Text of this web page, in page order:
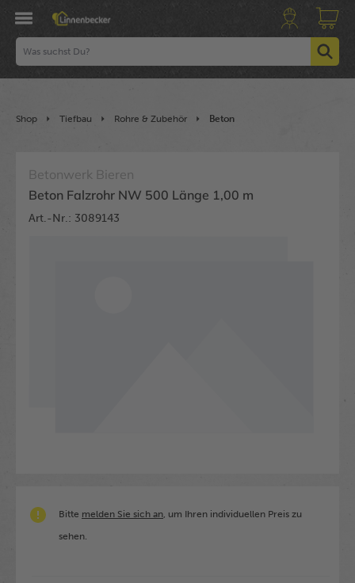
Shop Tiefbau Rohre & Zubehör Beton
Betonwerk Bieren
Beton Falzrohr NW 500 Länge 1,00 m
Art.-Nr.: 3089143
Bitte melden Sie sich an , um Ihren individuellen Preis zu
sehen.